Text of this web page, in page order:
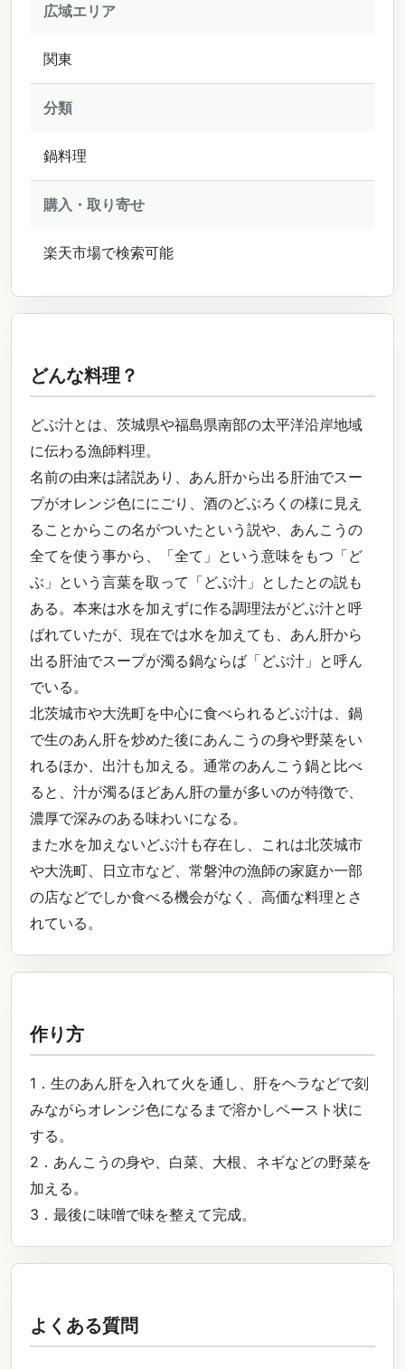
広域エリア
関東
分類
鍋料理
購入・取り寄せ
楽天市場で検索可能
どんな料理？
どぶ汁とは、茨城県や福島県南部の太平洋沿岸地域
に伝わる漁師料理。
名前の由来は諸説あり、あん肝から出る肝油でスー
プがオレンジ色ににごり、酒のどぶろくの様に見え
ることからこの名がついたという説や、あんこうの
全てを使う事から、「全て」という意味をもつ「ど
ぶ」という言葉を取って「どぶ汁」としたとの説も
ある。本来は水を加えずに作る調理法がどぶ汁と呼
ばれていたが、現在では水を加えても、あん肝から
出る肝油でスープが濁る鍋ならば「どぶ汁」と呼ん
でいる。
北茨城市や大洗町を中心に食べられるどぶ汁は、鍋
で生のあん肝を炒めた後にあんこうの身や野菜をい
れるほか、出汁も加える。通常のあんこう鍋と比べ
ると、汁が濁るほどあん肝の量が多いのが特徴で、
濃厚で深みのある味わいになる。
また水を加えないどぶ汁も存在し、これは北茨城市
や大洗町、日立市など、常磐沖の漁師の家庭か一部
の店などでしか食べる機会がなく、高価な料理とさ
れている。
作り方
1．生のあん肝を入れて火を通し、肝をヘラなどで刻
みながらオレンジ色になるまで溶かしペースト状に
する。
2．あんこうの身や、白菜、大根、ネギなどの野菜を
加える。
3．最後に味噌で味を整えて完成。
よくある質問